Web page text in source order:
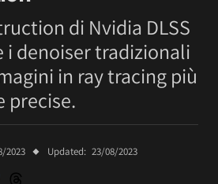
di Nvidia DLSS
i denoiser tradizionali
in ray tracing più
precise.
2023 Updated: 23/08/2023